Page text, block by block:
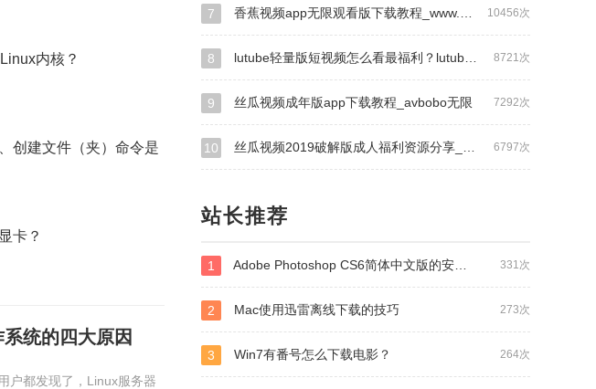
内核？
创建文件（夹）命令是
卡？
统的四大原因
户都发现了，Linux服务器
10456次
7 香蕉视频app无限观看版下载教程_www.ta7.app.com
8721次
8 lutube轻量版短视频怎么看最福利？lutube轻量版短视频最新二维码地址解析！_雪梨pear看片
7292次
9 丝瓜视频成年版app下载教程_avbobo无限
6797次
10 丝瓜视频2019破解版成人福利资源分享_狐狸视频黄颜色软件百度
站长推荐
331次
1 Adobe Photoshop CS6简体中文版的安装及破解方法
273次
2 Mac使用迅雷离线下载的技巧
264次
3 Win7有番号怎么下载电影？